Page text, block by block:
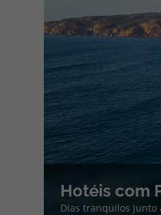
Hotéis com
Dias tranquilos junto